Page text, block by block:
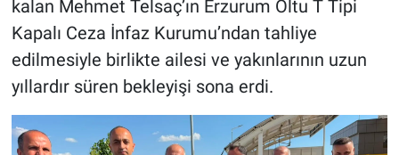
kalan Mehmet Telsaç’ın Erzurum Oltu T Tipi
Kapalı Ceza İnfaz Kurumu’ndan tahliye
edilmesiyle birlikte ailesi ve yakınlarının uzun
yıllardır süren bekleyişi sona erdi.